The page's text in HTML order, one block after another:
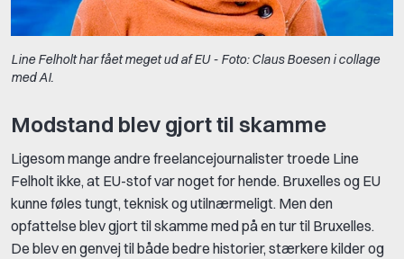
Line Felholt har fået meget ud af EU - Foto: Claus Boesen i collage
med AI.
Modstand blev gjort til skamme
Ligesom mange andre freelancejournalister troede Line
Felholt ikke, at EU-stof var noget for hende. Bruxelles og EU
kunne føles tungt, teknisk og utilnærmeligt. Men den
opfattelse blev gjort til skamme med på en tur til Bruxelles.
De blev en genvej til både bedre historier, stærkere kilder og